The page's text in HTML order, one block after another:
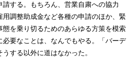
する。もちろん、営業自粛への協力
調整助成金など各種の申請のほか、緊
態を乗り切るためのあらゆる方策を模索
必要なことは、なんでもやる。「バーデ
する以外に道はなかった。